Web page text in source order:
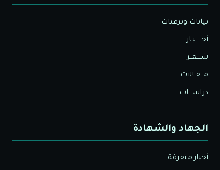
بيانات وبرقيات
أخــــــبــار
شــــعــر
مـــقــالات
دراســــات
الجهاد والشهادة
أخبار متفرقة